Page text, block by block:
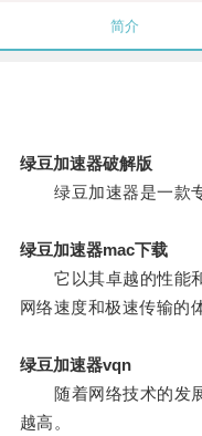
简介
绿豆加速器破解版
绿豆加速器是一款专
绿豆加速器mac下载
它以其卓越的性能和
网络速度和极速传输的
绿豆加速器vqn
随着网络技术的发展
越高。